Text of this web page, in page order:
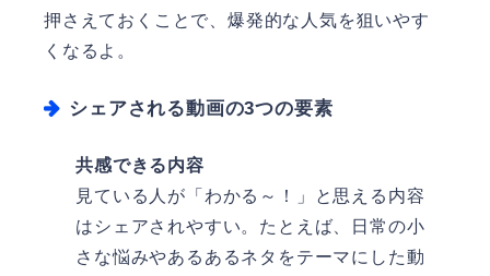
押さえておくことで、爆発的な人気を狙いやす
くなるよ。
シェアされる動画の3つの要素
共感できる内容
見ている人が「わかる～！」と思える内容
はシェアされやすい。たとえば、日常の小
さな悩みやあるあるネタをテーマにした動